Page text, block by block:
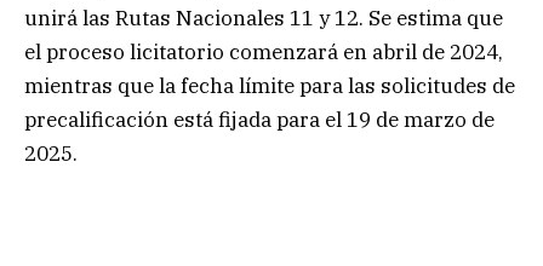
unirá las Rutas Nacionales 11 y 12. Se estima que
el proceso licitatorio comenzará en abril de 2024,
mientras que la fecha límite para las solicitudes de
precalificación está fijada para el 19 de marzo de
2025.